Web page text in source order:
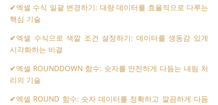
✔엑셀 수식 일괄 변경하기: 대량 데이터를 효율적으로 다루는
핵심 기술
✔엑셀 수식으로 색깔 조건 설정하기: 데이터를 생동감 있게
시각화하는 비결
✔엑셀 ROUNDDOWN 함수: 숫자를 안전하게 다듬는 내림 처
리의 기술
✔엑셀 ROUND 함수: 숫자 데이터를 정확하고 깔끔하게 다듬